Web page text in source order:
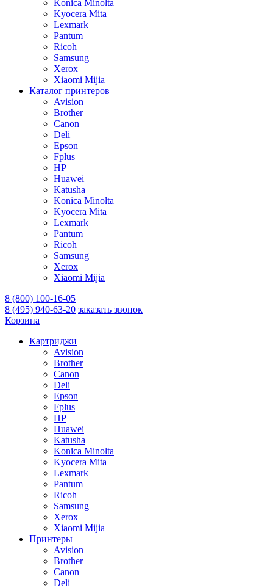
Konica Minolta
Kyocera Mita
Lexmark
Pantum
Ricoh
Samsung
Xerox
Xiaomi Mijia
Каталог принтеров
Avision
Brother
Canon
Deli
Epson
Fplus
HP
Huawei
Katusha
Konica Minolta
Kyocera Mita
Lexmark
Pantum
Ricoh
Samsung
Xerox
Xiaomi Mijia
8 (800) 100-16-05
8 (495) 940-63-20 заказать звонок
Корзина
Картриджи
Avision
Brother
Canon
Deli
Epson
Fplus
HP
Huawei
Katusha
Konica Minolta
Kyocera Mita
Lexmark
Pantum
Ricoh
Samsung
Xerox
Xiaomi Mijia
Принтеры
Avision
Brother
Canon
Deli